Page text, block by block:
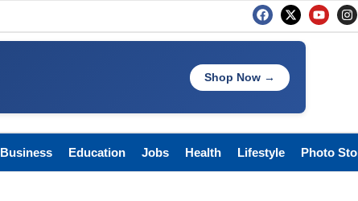
Shop Now →
Business Education Jobs Health Lifestyle Photo